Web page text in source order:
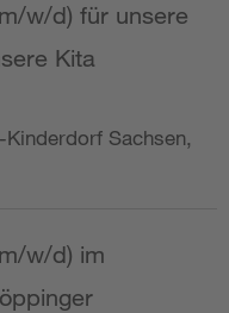
w/d) für unsere
Kita
Sachsen,
w/d) im